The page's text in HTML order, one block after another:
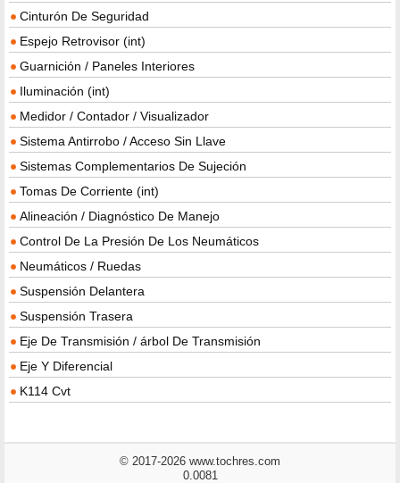
Cinturón De Seguridad
Espejo Retrovisor (int)
Guarnición / Paneles Interiores
Iluminación (int)
Medidor / Contador / Visualizador
Sistema Antirrobo / Acceso Sin Llave
Sistemas Complementarios De Sujeción
Tomas De Corriente (int)
Alineación / Diagnóstico De Manejo
Control De La Presión De Los Neumáticos
Neumáticos / Ruedas
Suspensión Delantera
Suspensión Trasera
Eje De Transmisión / árbol De Transmisión
Eje Y Diferencial
K114 Cvt
© 2017-2026 www.tochres.com
0.0081